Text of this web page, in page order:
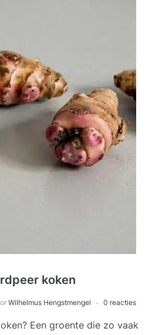
koken
Wilhelmus Hengstmengel 0 reacties
Een groente die zo vaak